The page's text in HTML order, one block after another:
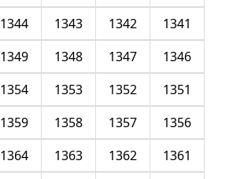
1341
1342
1343
1344
1346
1347
1348
1349
1351
1352
1353
1354
1356
1357
1358
1359
1361
1362
1363
1364